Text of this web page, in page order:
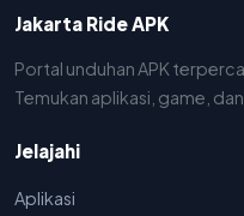
Jakarta Ride APK
Portal unduhan APK
Temukan aplikasi, game,
Jelajahi
Aplikasi